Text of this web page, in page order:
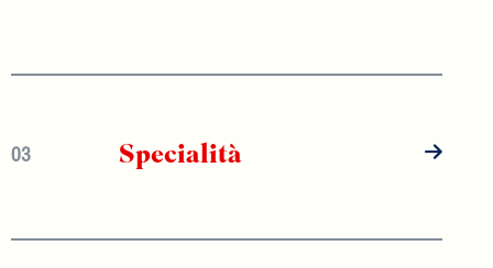
03 Specialità